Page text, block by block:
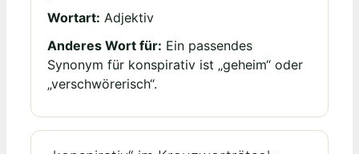
Wortart: Adjektiv
Anderes Wort für: Ein passendes
Synonym für konspirativ ist „geheim“ oder
„verschwörerisch“.